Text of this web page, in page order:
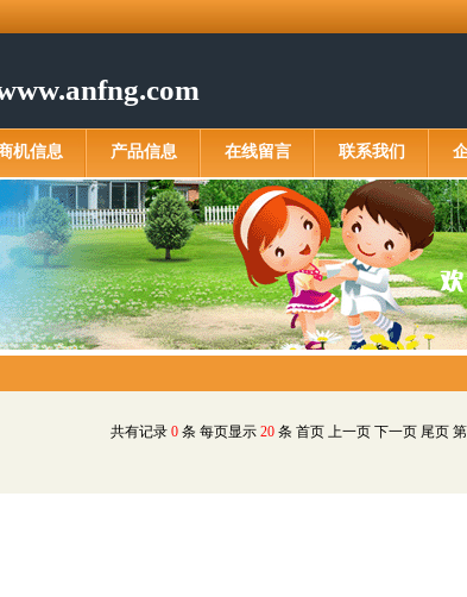
机信息 产品信息 在线留言 联系我们
共有记录 0 条 每页显示 20 条 首页 上一页 下一页 尾页